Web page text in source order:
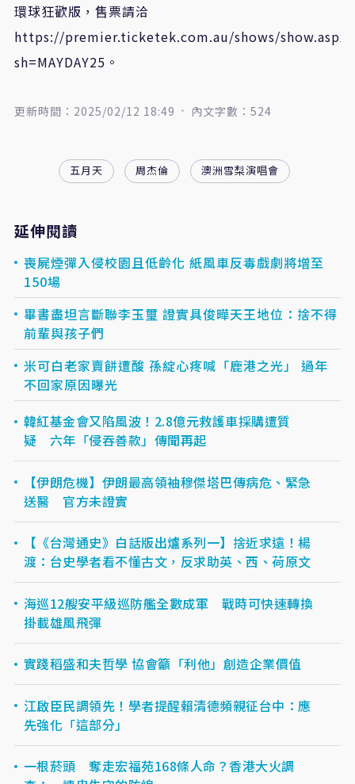
環球狂歡版，售票請洽
https://premier.ticketek.com.au/shows/show.aspx?
sh=MAYDAY25 。
更新時間：2025/02/12 18:49 內文字數：524
五月天 周杰倫 澳洲雪梨演唱會
延伸閱讀
喪屍煙彈入侵校園且低齡化 紙風車反毒戲劇將增至
150場
畢書盡坦言斷聯李玉璽 證實具俊曄天王地位：捨不得
前輩與孩子們
米可白老家賣餅遭酸 孫綻心疼喊「鹿港之光」 過年
不回家原因曝光
韓紅基金會又陷風波！2.8億元救護車採購遭質
疑 六年「侵吞善款」傳聞再起
【伊朗危機】伊朗最高領袖穆傑塔巴傳病危、緊急
送醫 官方未證實
【《台灣通史》白話版出爐系列一】捨近求遠！楊
渡：台史學者看不懂古文，反求助英、西、荷原文
海巡12艘安平級巡防艦全數成軍 戰時可快速轉換
掛載雄風飛彈
實踐稻盛和夫哲學 協會籲「利他」創造企業價值
江啟臣民調領先！學者提醒賴清德頻親征台中：應
先強化「這部分」
一根菸頭 奪走宏福苑168條人命？香港大火調